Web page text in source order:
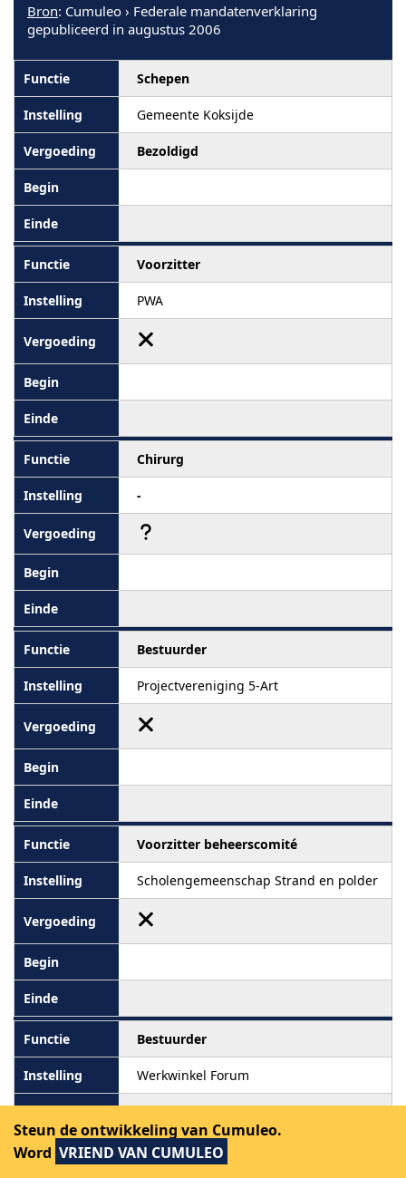
Bron: Cumuleo › Federale mandatenverklaring
gepubliceerd in augustus 2006
Schepen
Gemeente Koksijde
Bezoldigd
Voorzitter
PWA
Chirurg
-
Bestuurder
Projectvereniging 5-Art
Voorzitter beheerscomité
Scholengemeenschap Strand en polder
Bestuurder
Werkwinkel Forum
Steun de ontwikkeling van Cumuleo.
Word VRIEND VAN CUMULEO